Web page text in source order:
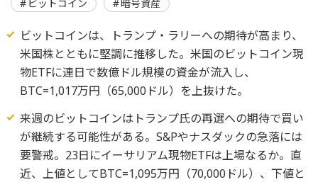
ビットコイン 暗号資産
ビットコインは、トランプ・ラリーへの期待が高まり、
米国株とともに堅調に推移した。米国のビットコイン現
物ETFに連日で数億ドル規模の資金が流入し、
BTC=1,017万円（65,000ドル）を上抜けた。
来週のビットコインはトランプ氏の再選への期待で買い
が継続する可能性がある。S&Pやナスダックの急落には
要警戒。23日にイーサリアム現物ETFは上場なるか。直
近、上値としてBTC=1,095万円（70,000ドル）、下値と